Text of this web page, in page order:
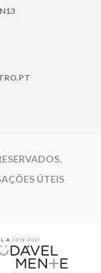
ÚTEIS